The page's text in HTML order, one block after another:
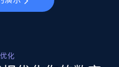
立即开始
products by
优化